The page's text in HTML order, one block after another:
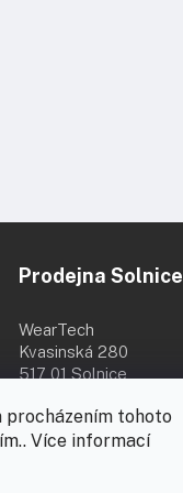
procházením tohoto
Více informací
Prodejna Solnice
WearTech
Kvasinská 280
517 01 Solnice